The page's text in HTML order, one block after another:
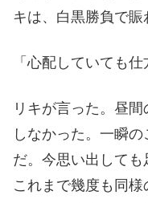
キは、白黒勝負で賑
「心配していても
リキが言った。昼
しなかった。一瞬
だ。今思い出して
これまで幾度も同